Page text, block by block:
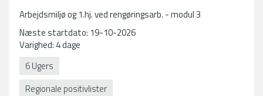
Arbejdsmiljø og 1.hj. ved rengøringsarb. - modul 3
6 Ugers
Regionale positivlister
Næste startdato: 19-10-2026
Varighed: 4 dage